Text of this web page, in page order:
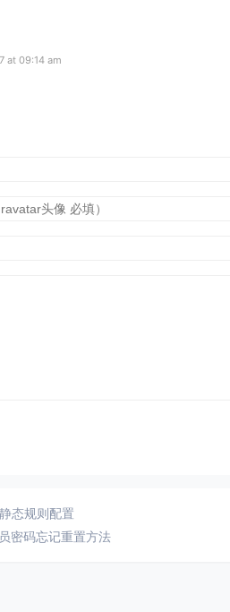
at 09:14 am
态规则配置
密码忘记重置方法